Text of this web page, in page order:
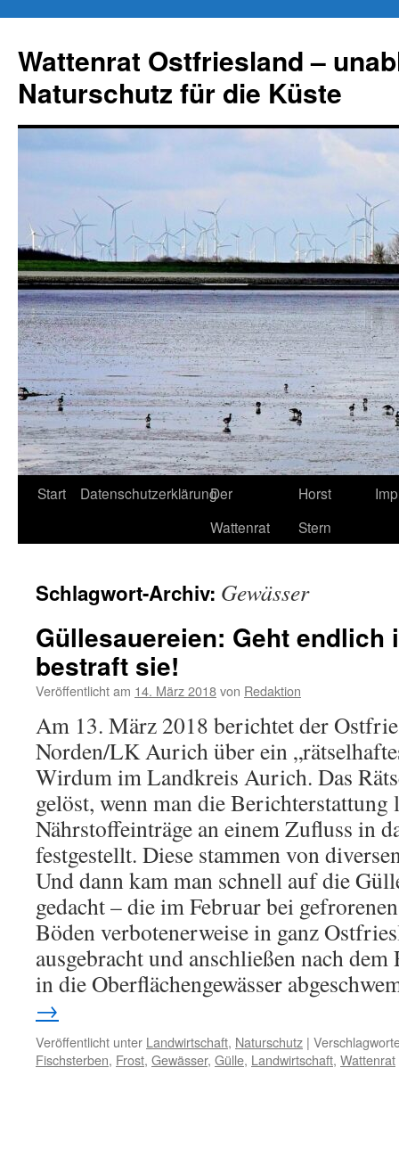
springen
Wattenrat Ostfriesland –
Naturschutz für die Küste
Start DatenschutzerklärungDer
Wattenrat
Horst
Stern
Schlagwort-Archiv: Gewässer
Güllesauereien: Geht endlich
bestraft sie!
Veröffentlicht am 14. März 2018von Redaktion
Am 13. März 2018 berichtet der
Norden/LK Aurich über ein
Wirdum im Landkreis Aurich. Das
gelöst, wenn man die Berichterstattung
Nährstoffeinträge an einem Zufluss in
festgestellt. Diese stammen von
Und dann kam man schnell auf die
gedacht – die im Februar bei
Böden verbotenerweise in ganz
ausgebracht und anschließen nach dem
in die Oberflächengewässer
→
Veröffentlicht unter Landwirtschaft, Naturschutz |
Fischsterben, Frost, Gewässer, Gülle, Landwirtschaft, Wattenrat